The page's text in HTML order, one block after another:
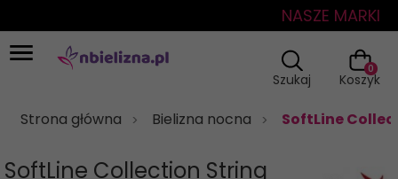
NASZE MARKI
Szukaj Koszyk
0
Strona główna Bielizna nocna SoftLine
SoftLine Collection String